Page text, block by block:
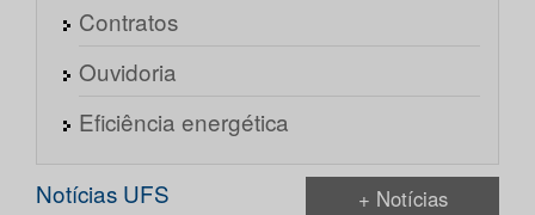
Contratos
Ouvidoria
Eficiência energética
Notícias UFS + Notícias